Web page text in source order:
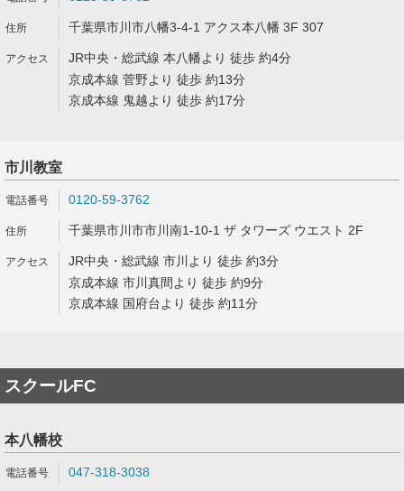
千葉県市川市八幡3-4-1 アクス本八幡 3F 307
JR中央・総武線 本八幡より 徒歩 約4分
京成本線 菅野より 徒歩 約13分
京成本線 鬼越より 徒歩 約17分
市川教室
0120-59-3762
千葉県市川市市川南1-10-1 ザ タワーズ ウエスト 2F
JR中央・総武線 市川より 徒歩 約3分
京成本線 市川真間より 徒歩 約9分
京成本線 国府台より 徒歩 約11分
スクールFC
本八幡校
047-318-3038